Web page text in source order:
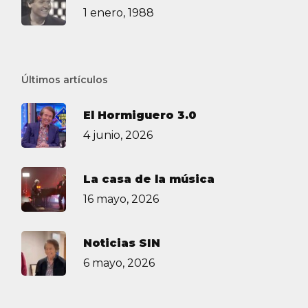
1 enero, 1988
Últimos artículos
El Hormiguero 3.0
4 junio, 2026
La casa de la música
16 mayo, 2026
Noticias SIN
6 mayo, 2026